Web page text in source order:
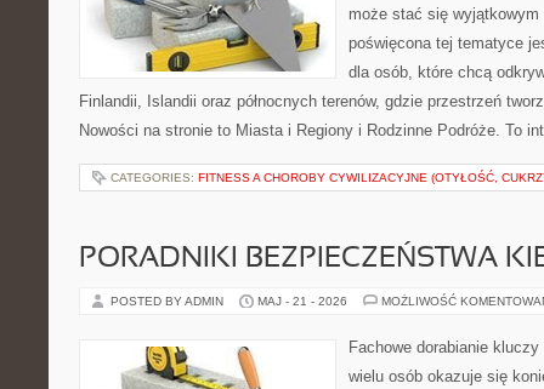
może stać się
poświęcona tej tematyce
dla osób, które chcą
Finlandii, Islandii oraz północnych terenów, gdzie przestrzeń
Nowości na stronie to Miasta i Regiony i Rodzinne Podróże. To
CATEGORIES: FITNESS A CHOROBY CYWILIZACYJNE (OTYŁOŚĆ,
PORADNIKI BEZPIECZEŃSTWA
POSTED BY ADMIN MAJ - 21 - 2026 MOŻLIWOŚĆ
Fachowe dorabianie
wielu osób okazuje się